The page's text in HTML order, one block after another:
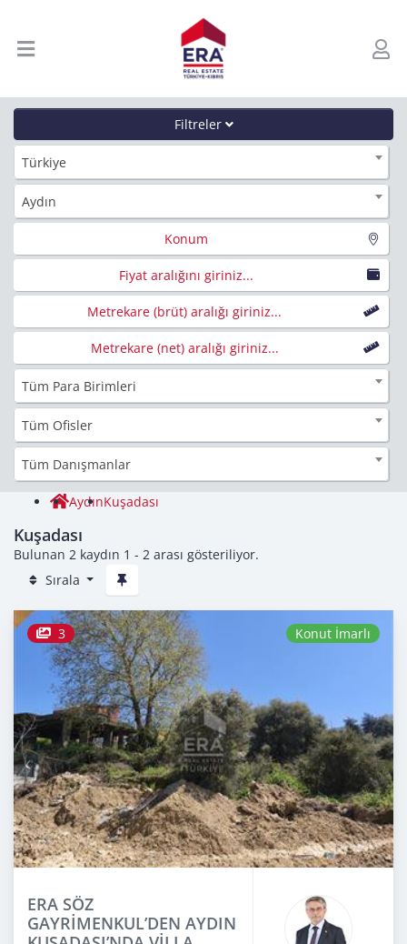
Filtreler
Türkiye
Aydın
Konum
Fiyat aralığını giriniz...
Metrekare (brüt) aralığı giriniz...
Metrekare (net) aralığı giriniz...
Tüm Para Birimleri
Tüm Ofisler
Tüm Danışmanlar
AydınKuşadası
Kuşadası
Bulunan 2 kaydın 1 - 2 arası gösteriliyor.
Sırala
3 Konut İmarlı
ERA SÖZ
GAYRİMENKUL’DEN AYDIN